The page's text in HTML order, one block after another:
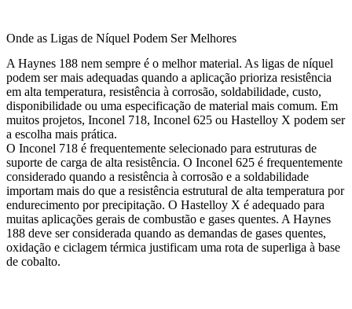
Onde as Ligas de Níquel Podem Ser Melhores
A Haynes 188 nem sempre é o melhor material. As ligas de níquel
podem ser mais adequadas quando a aplicação prioriza resistência
em alta temperatura, resistência à corrosão, soldabilidade, custo,
disponibilidade ou uma especificação de material mais comum. Em
muitos projetos, Inconel 718, Inconel 625 ou Hastelloy X podem ser
a escolha mais prática.
O Inconel 718 é frequentemente selecionado para estruturas de
suporte de carga de alta resistência. O Inconel 625 é frequentemente
considerado quando a resistência à corrosão e a soldabilidade
importam mais do que a resistência estrutural de alta temperatura por
endurecimento por precipitação. O Hastelloy X é adequado para
muitas aplicações gerais de combustão e gases quentes. A Haynes
188 deve ser considerada quando as demandas de gases quentes,
oxidação e ciclagem térmica justificam uma rota de superliga à base
de cobalto.